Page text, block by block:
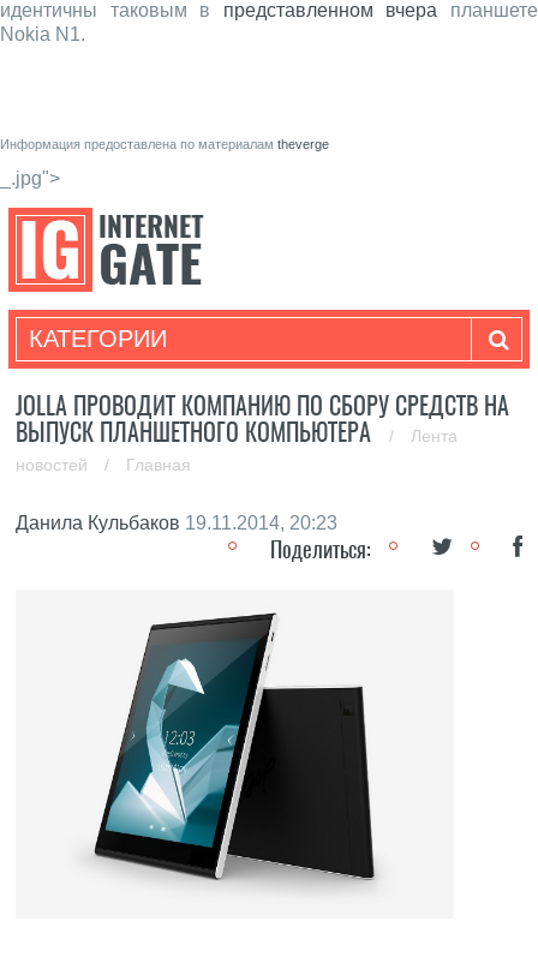
идентичны таковым в представленном вчера планшете
Nokia N1.
Информация предоставлена по материалам theverge
_.jpg">
КАТЕГОРИИ
JOLLA ПРОВОДИТ КОМПАНИЮ ПО СБОРУ СРЕДСТВ НА
ВЫПУСК ПЛАНШЕТНОГО КОМПЬЮТЕРА
/
Лента
новостей
/ Главная
Данила Кульбаков 19.11.2014, 20:23
Поделиться: